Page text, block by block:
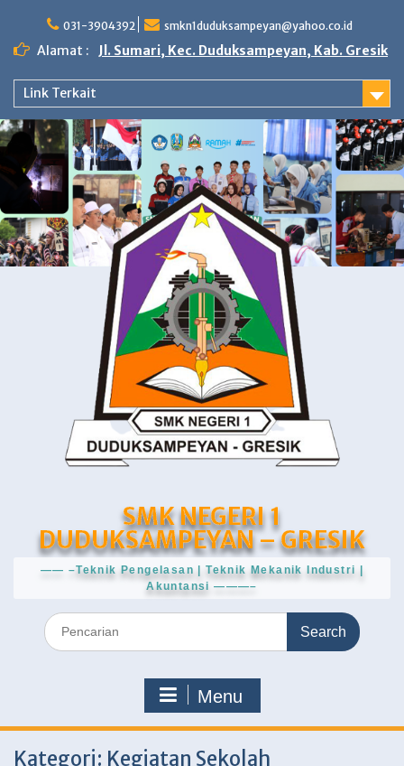
content
031-3904392 smkn1duduksampeyan@yahoo.co.id
Alamat : Jl. Sumari, Kec. Duduksampeyan, Kab. Gresik
Link Terkait
SMK NEGERI 1
DUDUKSAMPEYAN – GRESIK
—— –Teknik Pengelasan | Teknik Mekanik Industri |
Akuntansi ———–
Search
for:
Menu
Kategori: Kegiatan Sekolah